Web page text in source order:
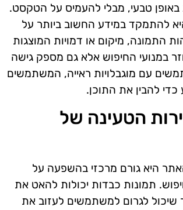
באופן טבעי, מבלי להעמיס על הטקסט.
להתמקד במידע החשוב ביותר על
התמונה, מיקום או דמויות המוצגות
במנועי החיפוש אלא גם מספק גישה
עם מוגבלויות ראייה, המשתמשים
כדי להבין את התוכן.
הטעינה של
היא גורם מרכזי בהשפעה על
תמונות כבדות יכולות להאט את
שיכול לגרום למשתמשים לעזוב את